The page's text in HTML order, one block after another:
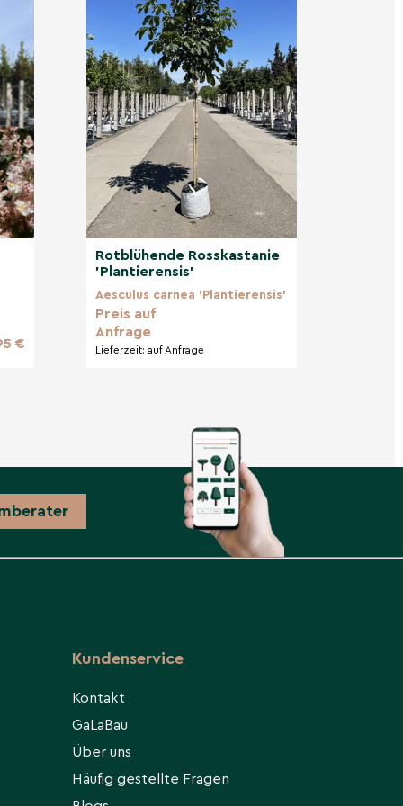
€
Rotblühende Rosskastanie
'Plantierensis'
Aesculus carnea 'Plantierensis'
Preis auf
Anfrage
Lieferzeit: auf Anfrage
Kundenservice
Kontakt
GaLaBau
Über uns
Häufig gestellte Fragen